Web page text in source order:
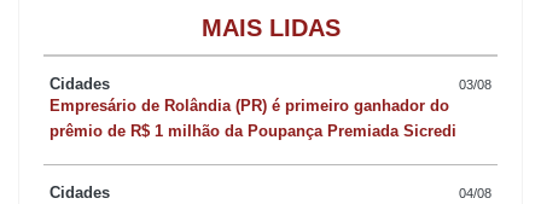
MAIS LIDAS
Cidades 03/08
Empresário de Rolândia (PR) é primeiro ganhador do
prêmio de R$ 1 milhão da Poupança Premiada Sicredi
Cidades 04/08